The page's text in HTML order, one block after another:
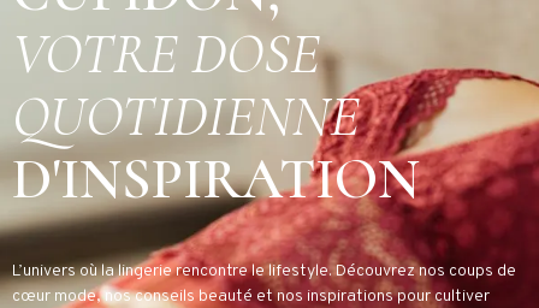
VOTRE DOSE
QUOTIDIENNE
D'INSPIRATION
L’univers où la lingerie rencontre le lifestyle. Découvrez nos coups de
cœur mode, nos conseils beauté et nos inspirations pour cultiver